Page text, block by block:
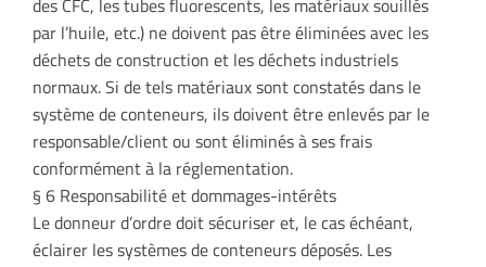
des CFC, les tubes fluorescents, les matériaux souillés
par l’huile, etc.) ne doivent pas être éliminées avec les
déchets de construction et les déchets industriels
normaux. Si de tels matériaux sont constatés dans le
système de conteneurs, ils doivent être enlevés par le
responsable/client ou sont éliminés à ses frais
conformément à la réglementation.
§ 6 Responsabilité et dommages-intérêts
Le donneur d’ordre doit sécuriser et, le cas échéant,
éclairer les systèmes de conteneurs déposés. Les